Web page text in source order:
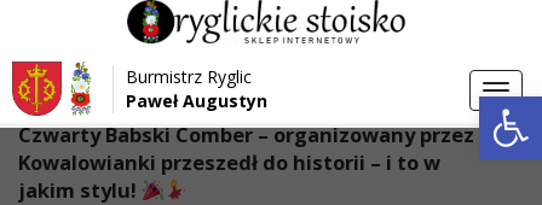
Przejdź do menu
Przejdź do głównej treści strony
Przejdź do stopki strony
Burmistrz Ryglic
Paweł Augustyn
Strona główna > Aktualności
Czwarty Babski Comber – organizowany przez
Kowalowianki przeszedł do historii – i to w
jakim stylu!